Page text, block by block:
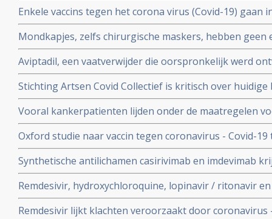
Enkele vaccins tegen het corona virus (Covid-19) gaan
onderzocht worden na goede resultaten bij groepen
Mondkapjes, zelfs chirurgische maskers, hebben
tientallen gerandomiseerde studies. Dit in
Nederlandse regering van ons eist.
Aviptadil, een vaatverwijder die oorspronkelijk werd
te behandelen geeft betere overleving bij ernstig zieke
procent versus 27 procent
Stichting Artsen Covid Collectief is kritisch over
het coronavirus - Covid-19 en pleit voor veel meer
Vooral kankerpatienten lijden onder de maatregelen
omdat hun behandelingen en diagnoses te lang
Oxford studie naar vaccin tegen coronavirus - Covid-
immuunrespons bij ouderen (55+), de groep met het
Synthetische antilichamen casirivimab en imdevimab
authorization (EUA) voor gebruik bij patienten besmet
met milde klachten
Remdesivir, hydroxychloroquine, lopinavir / ritonavir
geen effect als behandeling van patienten
coronabesmetting.
Remdesivir lijkt klachten veroorzaakt door coronavirus